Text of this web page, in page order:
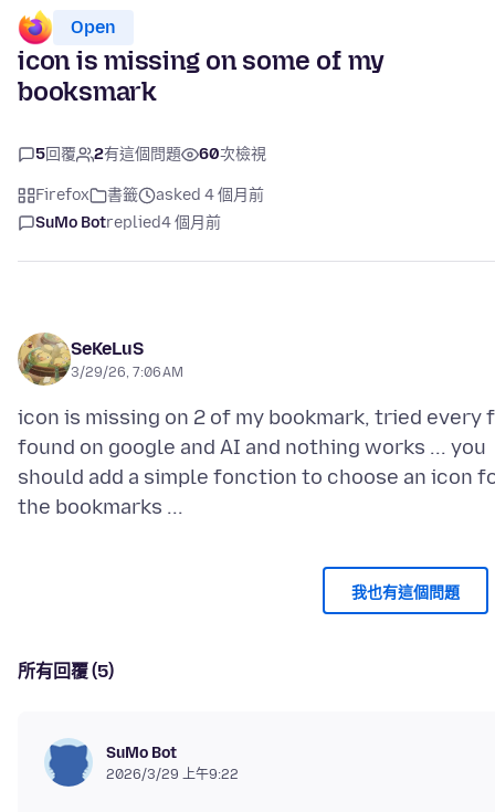
Open
icon is missing on some of my
booksmark
5回覆 2有這個問題 60次檢視
Firefox 書籤
asked 4 個月前
SuMo Botreplied4 個月前
SeKeLuS
3/29/26, 7:06 AM
icon is missing on 2 of my bookmark, tried every
found on google and AI and nothing works ... you
should add a simple fonction to choose an icon
我也有這個問題
所有回覆 (5)
SuMo Bot
2026/3/29 上午9:22